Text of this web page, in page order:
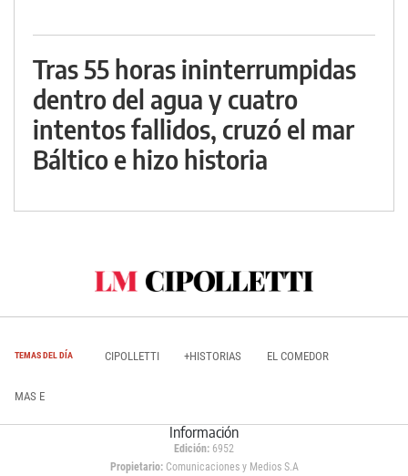
Tras 55 horas ininterrumpidas
dentro del agua y cuatro
intentos fallidos, cruzó el mar
Báltico e hizo historia
TEMAS DEL DÍA CIPOLLETTI +HISTORIAS EL COMEDOR
MAS E
Información
Edición: 6952
Propietario:Comunicaciones y Medios S.A